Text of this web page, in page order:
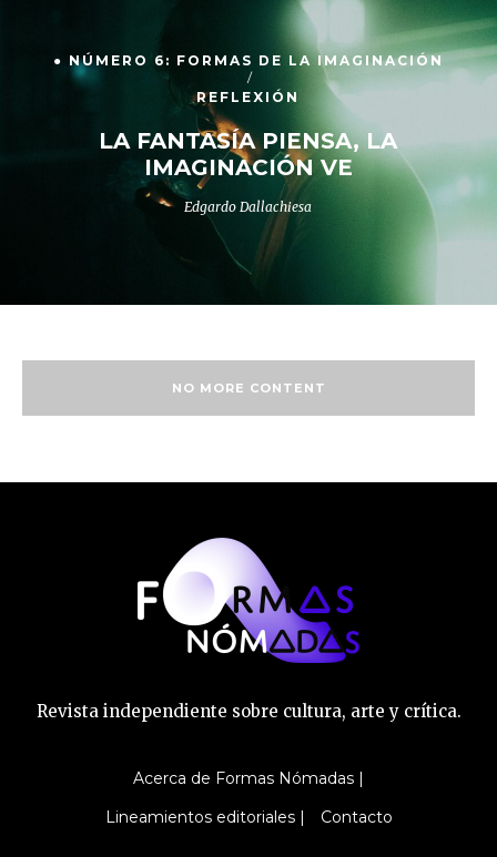
● NÚMERO 6: FORMAS DE LA IMAGINACIÓN
REFLEXIÓN
LA FANTASÍA PIENSA, LA
IMAGINACIÓN VE
Edgardo Dallachiesa
NO MORE CONTENT
Revista independiente sobre cultura, arte y crítica.
Acerca de Formas Nómadas |
Lineamientos editoriales |
Contacto